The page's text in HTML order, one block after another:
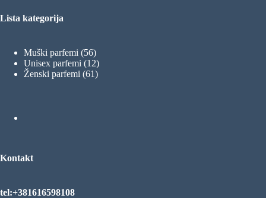
Lista kategorija
Muški parfemi 5656
proizvoda
Unisex parfemi 1212
proizvoda
Ženski parfemi 6161
Kontakt
tel:+381616598108